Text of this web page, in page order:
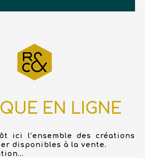
EN LIGNE
ici l’ensemble des créations
disponibles à la vente.